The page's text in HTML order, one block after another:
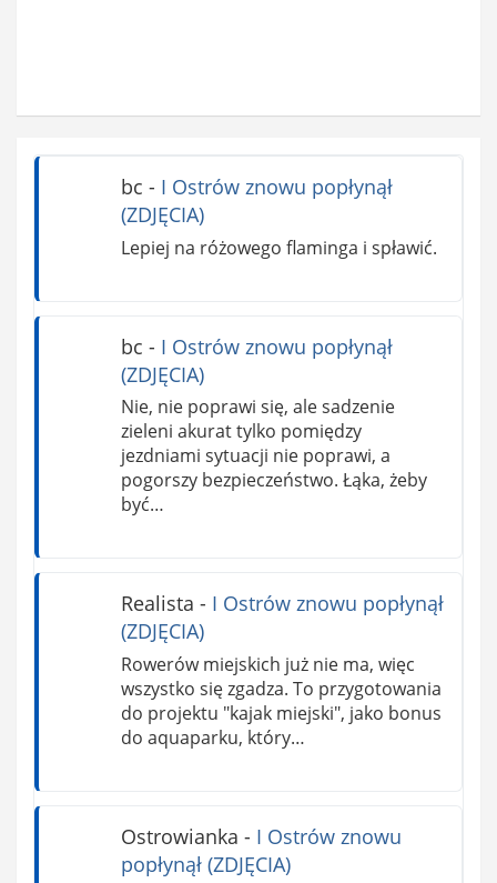
bc - I Ostrów znowu popłynął
(ZDJĘCIA)
Lepiej na różowego flaminga i spławić.
bc - I Ostrów znowu popłynął
(ZDJĘCIA)
Nie, nie poprawi się, ale sadzenie
zieleni akurat tylko pomiędzy
jezdniami sytuacji nie poprawi, a
pogorszy bezpieczeństwo. Łąka, żeby
być…
Realista - I Ostrów znowu popłynął
(ZDJĘCIA)
Rowerów miejskich już nie ma, więc
wszystko się zgadza. To przygotowania
do projektu "kajak miejski", jako bonus
do aquaparku, który…
Ostrowianka - I Ostrów znowu
popłynął (ZDJĘCIA)